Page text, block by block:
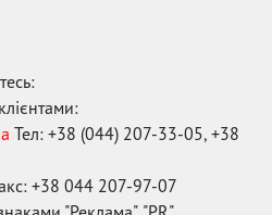
Тел: +38 (044) 207-33-05, +38
+38 044 207-97-07